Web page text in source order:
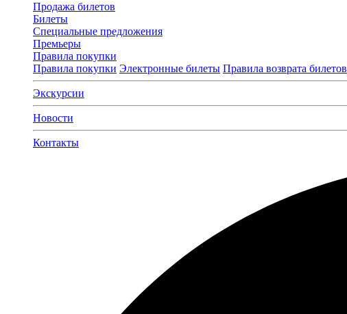
Продажа билетов
Билеты
Специальные предложения
Премьеры
Правила покупки
Правила покупки Электронные билеты Правила возврата билетов
Экскурсии
Новости
Контакты